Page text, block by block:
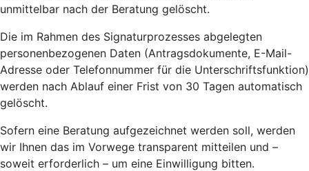
unmittelbar nach der Beratung gelöscht.
Die im Rahmen des Signaturprozesses abgelegten
personenbezogenen Daten (Antragsdokumente, E-Mail-
Adresse oder Telefonnummer für die Unterschriftsfunktion)
werden nach Ablauf einer Frist von 30 Tagen automatisch
gelöscht.
Sofern eine Beratung aufgezeichnet werden soll, werden
wir Ihnen das im Vorwege transparent mitteilen und –
soweit erforderlich – um eine Einwilligung bitten.